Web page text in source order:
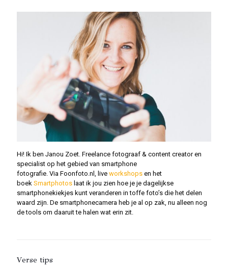
Hi! Ik ben Janou Zoet. Freelance fotograaf & content creator en
specialist op het gebied van smartphone
fotografie. Via Foonfoto.nl, live workshops en het
boek Smartphotos laat ik jou zien hoe je je dagelijkse
smartphonekiekjes kunt veranderen in toffe foto’s die het delen
waard zijn. De smartphonecamera heb je al op zak, nu alleen nog
de tools om daaruit te halen wat erin zit.
Verse tips